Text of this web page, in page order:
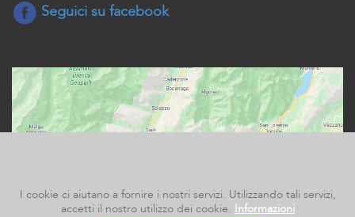
I cookie ci aiutano a fornire i nostri servizi. Utilizzando tali servizi,
accetti il nostro utilizzo dei cookie. Informazioni
Seguici su facebook